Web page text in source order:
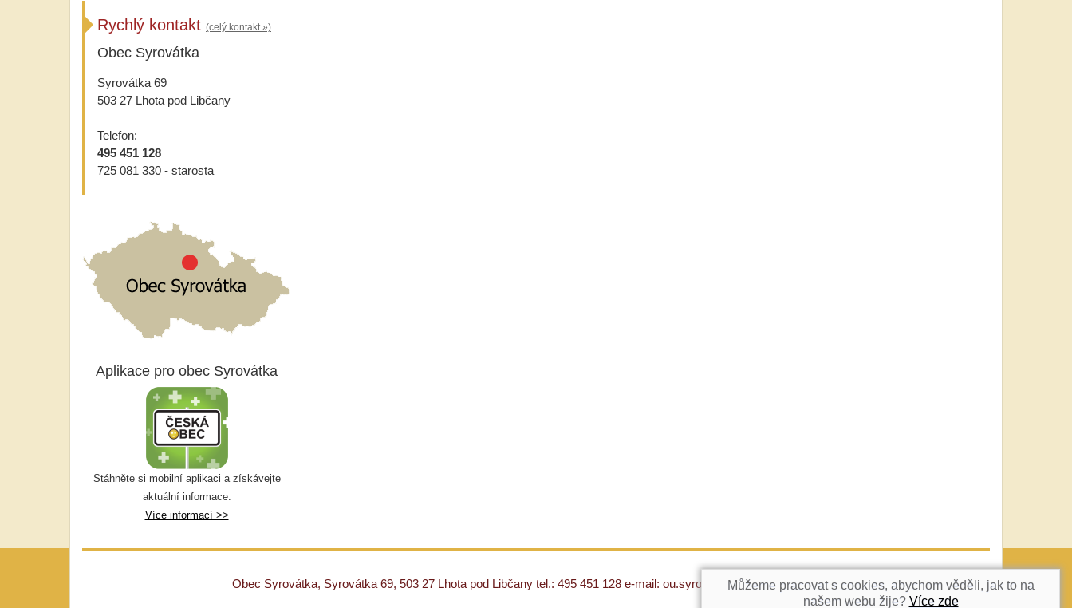
Rychlý kontakt (celý kontakt »)
Obec Syrovátka
Syrovátka 69
503 27 Lhota pod Libčany
Telefon:
495 451 128
725 081 330 - starosta
Aplikace pro obec Syrovátka
Stáhněte si mobilní aplikaci a získávejte
aktuální informace.
Více informací >>
NAHORU
Obec Syrovátka, Syrovátka 69, 503 27 Lhota pod Libčany tel.: 495 451 128 e-mail: ou.syrovatka@c-box.czMůžeme pracovat s cookies, abychom věděli, jak to na
našem webu žije? Více zde